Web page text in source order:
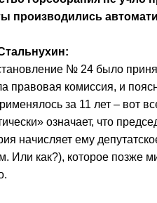
производились
№ 24 было
правовая комиссия, и
за 11 лет – вот
означает, что
начисляет ему
Или как?), которое позже